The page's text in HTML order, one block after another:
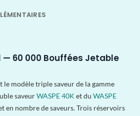
— 60 000 Bouffées Jetable
le modèle triple saveur de la gamme
saveurWASPE 40K et du WASPE
en nombre de saveurs. Trois réservoirs